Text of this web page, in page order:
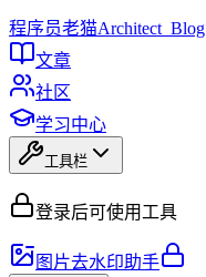
程序员老猫Architect_Blog
文章
社区
学习中心
工具栏
登录后可使用工具
图片去水印助手